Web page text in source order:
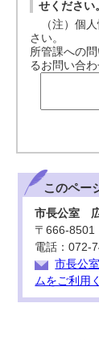
せください
（注）個人
さい。
所管課への
るお問い合わ
このペー
市長公室
〒666-
電話：072-
市長公
ムをご利用